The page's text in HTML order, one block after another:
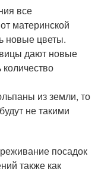
все
материнской
новые цветы.
дают новые
количество
из земли, то
не такими
посадок
также как